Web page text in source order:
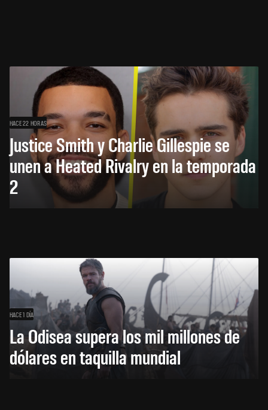
HACE 22 HORAS
Justice Smith y Charlie Gillespie se
unen a Heated Rivalry en la temporada
2
HACE 1 DÍA
La Odisea supera los mil millones de
dólares en taquilla mundial